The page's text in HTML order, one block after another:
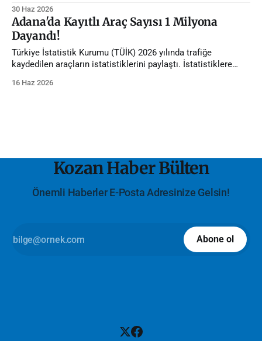
30 Haz 2026
Adana'da Kayıtlı Araç Sayısı 1 Milyona
Dayandı!
Türkiye İstatistik Kurumu (TÜİK) 2026 yılında trafiğe
kaydedilen araçların istatistiklerini paylaştı. İstatistiklere
16 Haz 2026
Kozan Haber Bülten
Önemli Haberler E-Posta Adresinize Gelsin!
Abone ol